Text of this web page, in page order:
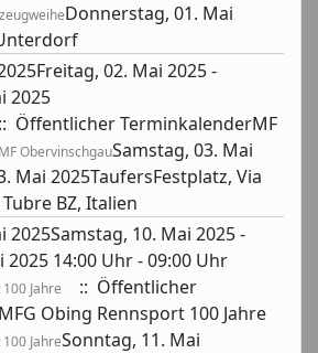
Donnerstag, 01. Mai
02. Mai 2025 -
2025
:: Öffentlicher TerminkalenderMF
MF ObervinschgauSamstag, 03. Mai
Mai 2025TaufersFestplatz, Via
BZ, Italien
2025Samstag, 10. Mai 2025 -
2025 14:00 Uhr - 09:00 Uhr
Jahre
:: Öffentlicher
Obing Rennsport 100 Jahre
JahreSonntag, 11. Mai